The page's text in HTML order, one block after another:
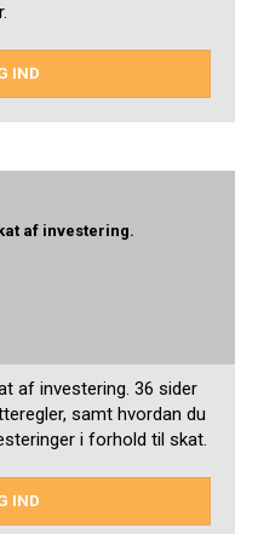
IND
af investering.
af investering. 36 sider
samt hvordan du
i forhold til skat.
IND